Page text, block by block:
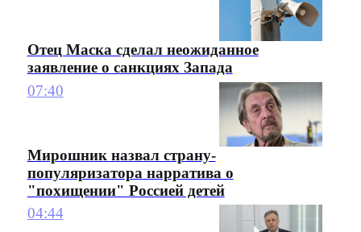
Отец Маска сделал неожиданное
заявление о санкциях Запада
07:40
Мирошник назвал страну-
популяризатора нарратива о
"похищении" Россией детей
04:44